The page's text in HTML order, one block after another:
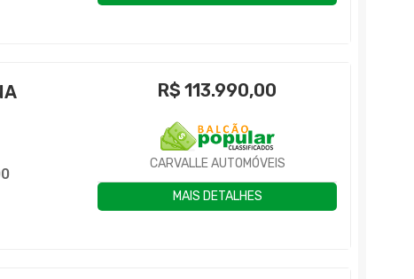
R$113.990,00
CARVALLE AUTOMÓVEIS
MAIS DETALHES